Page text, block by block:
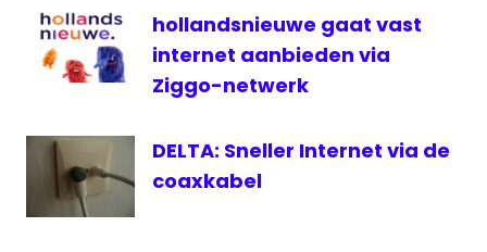
Zeelandnet
ziggo
hollandsnieuwe gaat vast
internet aanbieden via
Ziggo-netwerk
DELTA: Sneller Internet via de
coaxkabel